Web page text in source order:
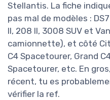
Stellantis. La fiche
pas mal de modèles :
II, 208 II, 3008 SUV et
camionnette), et côté
C4 Spacetourer, Grand
Spacetourer, etc. En
récent, tu es
vérifier la ref.